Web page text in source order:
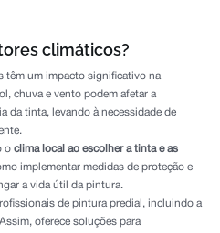
climáticos?
têm um impacto significativo na
chuva e vento podem afetar a
da tinta, levando à necessidade de
o clima local ao escolher a tinta e as
implementar medidas de proteção e
a vida útil da pintura.
de pintura predial, incluindo a
oferece soluções para